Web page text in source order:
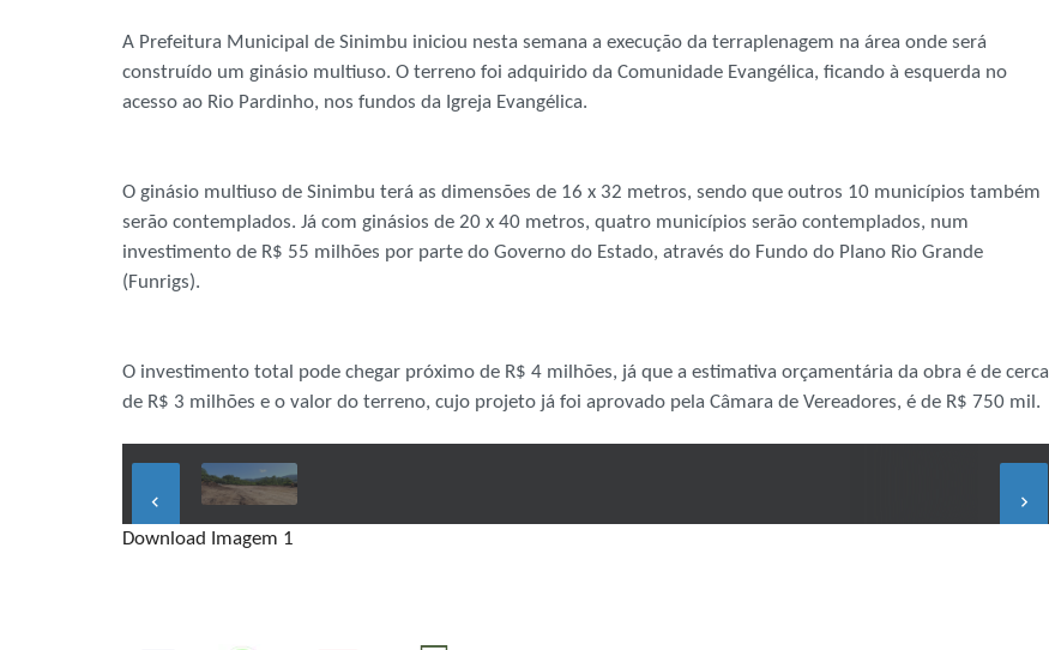
A Prefeitura Municipal de Sinimbu iniciou nesta semana a execução da terraplenagem na área onde será
construído um ginásio multiuso. O terreno foi adquirido da Comunidade Evangélica, ficando à esquerda no
acesso ao Rio Pardinho, nos fundos da Igreja Evangélica.
O ginásio multiuso de Sinimbu terá as dimensões de 16 x 32 metros, sendo que outros 10 municípios também
serão contemplados. Já com ginásios de 20 x 40 metros, quatro municípios serão contemplados, num
investimento de R$ 55 milhões por parte do Governo do Estado, através do Fundo do Plano Rio Grande
(Funrigs).
O investimento total pode chegar próximo de R$ 4 milhões, já que a estimativa orçamentária da obra é de cerca
de R$ 3 milhões e o valor do terreno, cujo projeto já foi aprovado pela Câmara de Vereadores, é de R$ 750 mil.
keyboard_arrow_left
keyboard_arrow_right
Download Imagem 1